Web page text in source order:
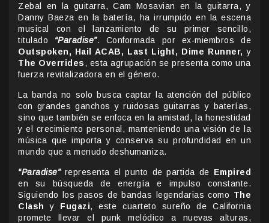
Zebal en la guitarra, Cam Mosavian en la guitarra, y
Danny Baeza en la batería, ha irrumpido en la escena
musical con el lanzamiento de su primer sencillo,
titulado “Paradise”. Conformada por ex-miembros de
Outspoken, Hail ACAB, Last Light, Dime Runner,y
The Overrides, esta agrupación se presenta como una
fuerza revitalizadora en el género.
La banda no solo busca captar la atención del público
con grandes ganchos y ruidosas guitarras y baterías,
sino que también se enfoca en la amistad, la honestidad
y el crecimiento personal, manteniendo una visión de la
música que importa y conserva su profundidad en un
mundo que a menudo deshumaniza.
“Paradise”representa el punto de partida de Empired
en su búsqueda de energía e impulso constante.
Siguiendo los pasos de bandas legendarias como The
Clashy Fugazi, este cuarteto sureño de California
promete llevar el punk melódico a nuevas alturas,